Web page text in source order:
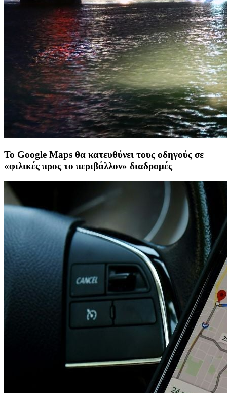
To Google Maps θα κατευθύνει τους οδηγούς σε
«φιλικές προς το περιβάλλον» διαδρομές